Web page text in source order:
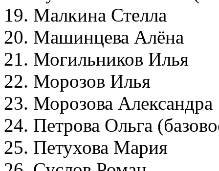
19. Малкина Стелла
20. Машинцева Алёна
21. Могильников Илья
22. Морозов Илья
23. Морозова Александра
24. Петрова Ольга
25. Петухова Мария